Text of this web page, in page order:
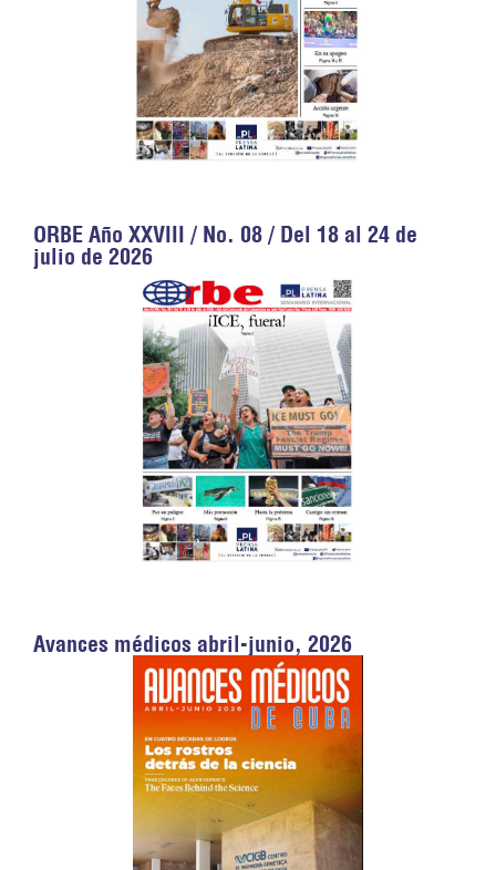
ORBE Año XXVIII / No. 08 / Del 18 al 24 de
julio de 2026
Avances médicos abril-junio, 2026